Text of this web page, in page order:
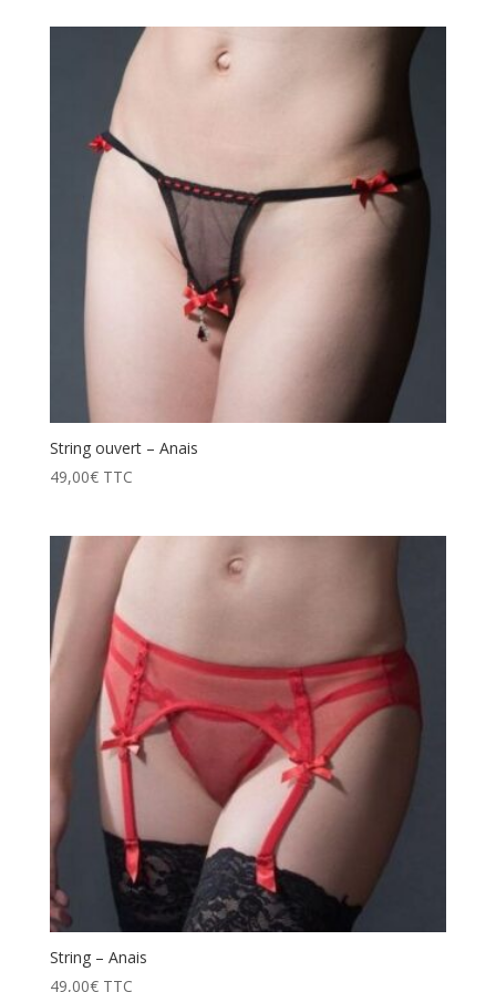
String ouvert – Anais
49,00€ TTC
String – Anais
49,00€ TTC